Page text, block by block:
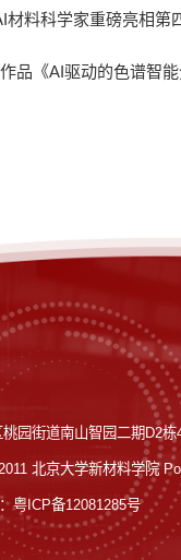
料科学家重磅亮相第
品《AI驱动的色谱智
园街道南山智园二期D2栋
北京大学新材料学院
粤ICP备12081285号